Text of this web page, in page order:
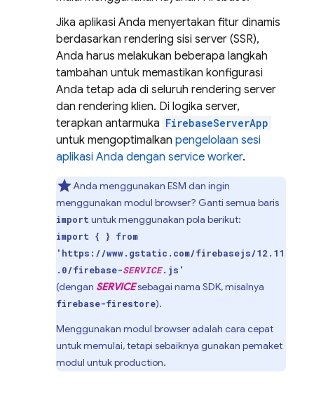
Jika aplikasi Anda menyertakan fitur dinamis
berdasarkan rendering sisi server (SSR),
Anda harus melakukan beberapa langkah
tambahan untuk memastikan konfigurasi
Anda tetap ada di seluruh rendering server
dan rendering klien. Di logika server,
terapkan antarmuka FirebaseServerApp
untuk mengoptimalkan pengelolaan sesi
aplikasi Anda dengan service worker.
Anda menggunakan ESM dan ingin
menggunakan modul browser? Ganti semua baris
import untuk menggunakan pola berikut:
import { } from
'https://www.gstatic.com/firebasejs/12.11
.0/firebase-SERVICE.js'
(dengan SERVICEsebagai nama SDK, misalnya
firebase-firestore).
Menggunakan modul browser adalah cara cepat
untuk memulai, tetapi sebaiknya gunakan pemaket
modul untuk production.